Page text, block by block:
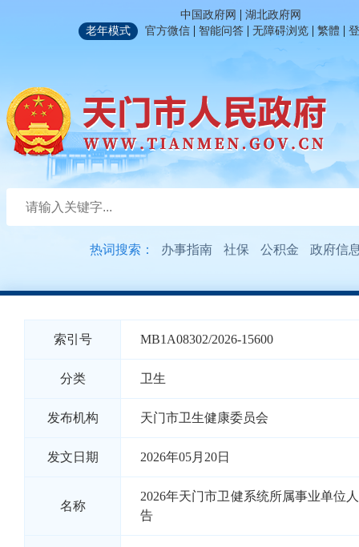
中国政府网 | 湖北政府网
老年模式
官方微信 | 智能问答 | 无障碍浏览 | 繁體 |
热词搜索： 办事指南 社保 公积金 政府信
索引号 MB1A08302/2026-15600
分类 卫生
发布机构 天门市卫生健康委员会
发文日期 2026年05月20日
名称
2026年天门市卫健系统所属事业单位
告